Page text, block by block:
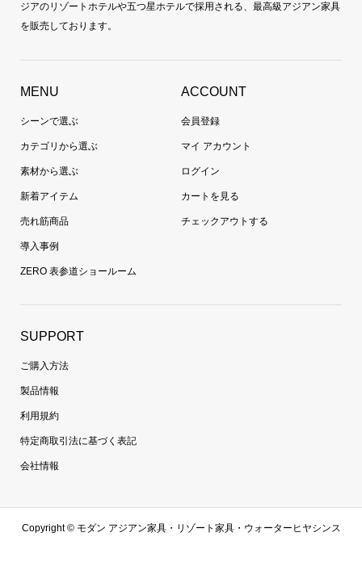
ジアのリゾートホテルや五つ星ホテルで採用される、最高級アジアン家具
を販売しております。
MENU
シーンで選ぶ
カテゴリから選ぶ
素材から選ぶ
新着アイテム
売れ筋商品
導入事例
ZERO 表参道ショールーム
ACCOUNT
会員登録
マイ アカウント
ログイン
カートを見る
チェックアウトする
SUPPORT
ご購入方法
製品情報
利用規約
特定商取引法に基づく表記
会社情報
Copyright ©モダン アジアン家具・リゾート家具・ウォーターヒヤシンス